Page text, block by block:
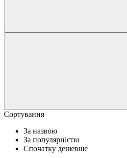
Сортування
За назвою
За популярністю
Спочатку дешевше